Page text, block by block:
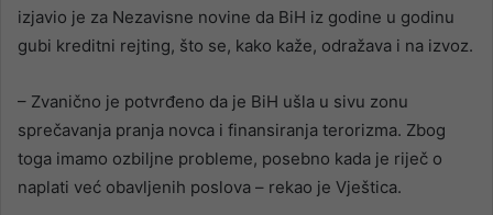
izjavio je za Nezavisne novine da BiH iz godine u godinu
gubi kreditni rejting, što se, kako kaže, odražava i na izvoz.
– Zvanično je potvrđeno da je BiH ušla u sivu zonu
sprečavanja pranja novca i finansiranja terorizma. Zbog
toga imamo ozbiljne probleme, posebno kada je riječ o
naplati već obavljenih poslova – rekao je Vještica.